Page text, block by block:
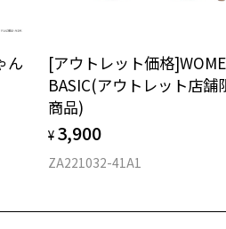
サイズを確認するには？
見するために、定期的な視
します。
整無料
い方へ＞
のみ購入して、
をお選びいただくと、実店舗で
ンズ（標準セットレンズ）へ無
けます
ん
[アウトレット価格
BASIC(アウトレット店舗
商品)
¥ 3,900
ZA221032-41A1